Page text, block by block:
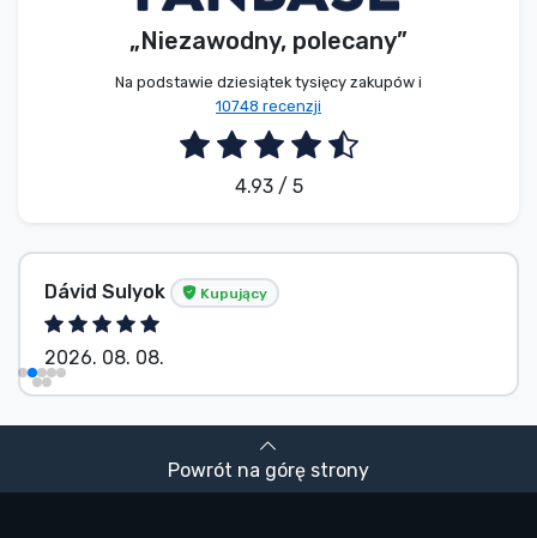
„Niezawodny, polecany”
Na podstawie dziesiątek tysięcy zakupów i
10748 recenzji
4.93 / 5
Dávid Sulyok Kupujący
2026. 08. 08.
Powrót na górę strony